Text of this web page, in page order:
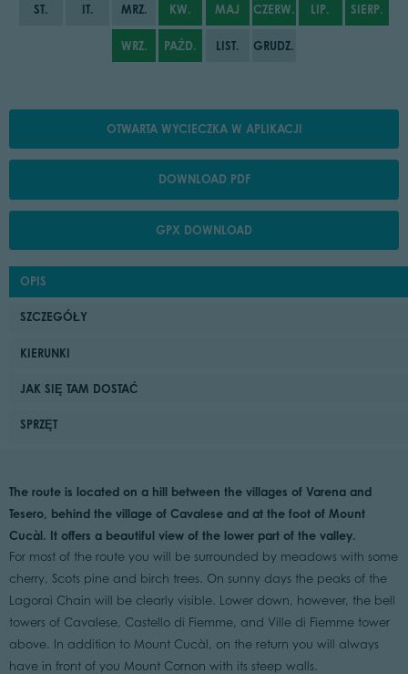
ST. IT. MRZ. KW. MAJ CZERW. LIP. SIERP.
WRZ. PAŹD. LIST. GRUDZ.
OTWARTA WYCIECZKA W APLIKACJI
DOWNLOAD PDF
GPX DOWNLOAD
OPIS
SZCZEGÓŁY
KIERUNKI
JAK SIĘ TAM DOSTAĆ
SPRZĘT
The route is located on a hill between the villages of Varena and
Tesero, behind the village of Cavalese and at the foot of Mount
Cucàl. It offers a beautiful view of the lower part of the valley.
For most of the route you will be surrounded by meadows with some
cherry, Scots pine and birch trees. On sunny days the peaks of the
Lagorai Chain will be clearly visible. Lower down, however, the bell
towers of Cavalese, Castello di Fiemme, and Ville di Fiemme tower
above. In addition to Mount Cucàl, on the return you will always
have in front of you Mount Cornon with its steep walls.